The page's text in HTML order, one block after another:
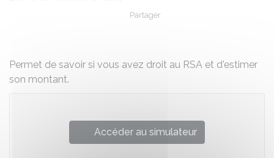
Partager
Permet de savoir si vous avez droit au RSA et d'estimer
son montant.
Accéder au simulateur